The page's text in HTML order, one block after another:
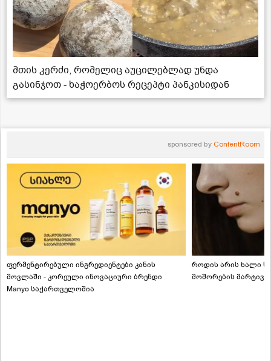
მთის კერძი, რომელიც აუცილებლად უნდა
გასინჯოთ - ხაჭოერბოს რეცეპტი პანკისიდან
sponsored by ContentRoom
ფერმენტირებული ინგრედიენტები კანის
მოვლაში - კორეული ინოვაციური ბრენდი
Manyo საქართველოშია
როდის არის ხალი
მოშორების